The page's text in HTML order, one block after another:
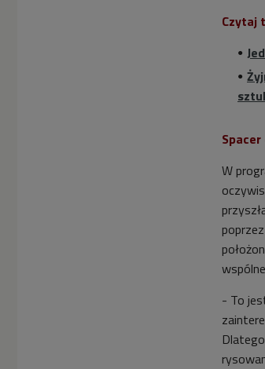
Czytaj
W
- To